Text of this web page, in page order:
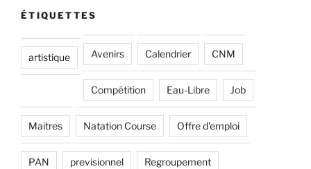
ÉTIQUETTES
artistique Avenirs Calendrier CNM
Compétition Eau-Libre Job
Maitres Natation Course Offre d'emploi
PAN previsionnel Regroupement